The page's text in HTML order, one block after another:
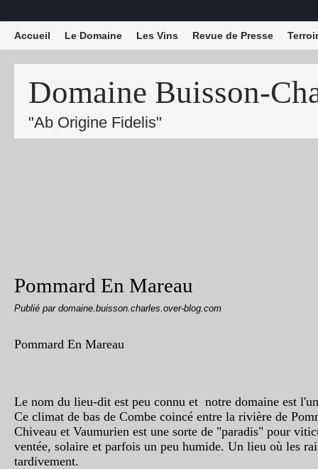
Domaine Buisson-
"Ab Origine Fidelis"
Accueil Le Domaine Les Vins Revue de Presse
Pommard En Mareau
Publié par domaine.buisson.charles.over-blog.com
Pommard En Mareau
Le nom du lieu-dit est peu connu et notre domaine est
Ce climat de bas de Combe coincé entre la rivière de
Chiveau et Vaumurien est une sorte de "paradis" pour
ventée, solaire et parfois un peu humide. Un lieu où les
tardivement.